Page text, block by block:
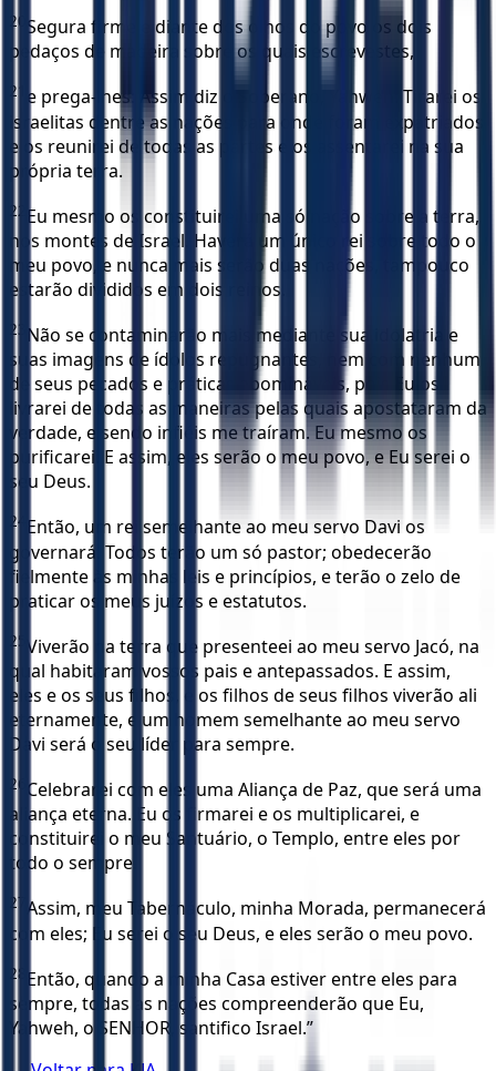
20 Segura firme e diante dos olhos do povo os dois
pedaços de madeira sobre os quais escrevestes,
21
e prega-lhes: Assim diz o Soberano, Yahweh: Tirarei os
israelitas dentre as nações para onde foram expatriados
e os reunirei de todas as partes e os assentarei na sua
própria terra.
22 Eu mesmo os constituirei uma só nação sobre a terra,
nos montes de Israel. Haverá um único rei sobre todo o
meu povo, e nunca mais serão duas nações, tampouco
estarão divididos em dois reinos.
23 Não se contaminarão mais mediante sua idolatria e
suas imagens de ídolos repugnantes, nem com nenhum
de seus pecados e práticas abomináveis, pois Eu os
livrarei de todas as maneiras pelas quais apostataram da
verdade, e sendo infiéis me traíram. Eu mesmo os
purificarei. E assim, eles serão o meu povo, e Eu serei o
seu Deus.
24 Então, um rei semelhante ao meu servo Davi os
governará. Todos terão um só pastor; obedecerão
fielmente às minhas leis e princípios, e terão o zelo de
praticar os meus juízos e estatutos.
25 Viverão na terra que presenteei ao meu servo Jacó, na
qual habitaram vossos pais e antepassados. E assim,
eles e os seus filhos, e os filhos de seus filhos viverão ali
eternamente, e um homem semelhante ao meu servo
Davi será o seu líder para sempre.
26 Celebrarei com eles uma Aliança de Paz, que será uma
aliança eterna. Eu os firmarei e os multiplicarei, e
constituirei o meu Santuário, o Templo, entre eles por
todo o sempre.
27 Assim, meu Tabernáculo, minha Morada, permanecerá
com eles; Eu serei o seu Deus, e eles serão o meu povo.
28 Então, quando a minha Casa estiver entre eles para
sempre, todas as nações compreenderão que Eu,
Yahweh, o SENHOR, santifico Israel.”